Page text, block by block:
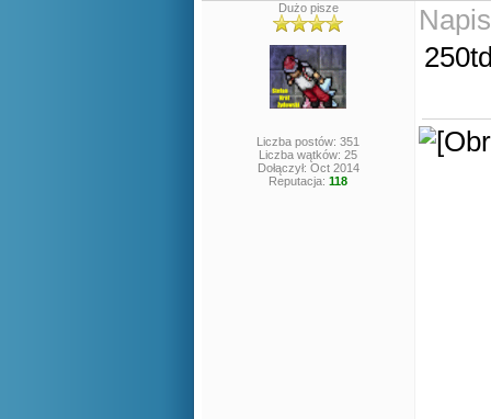
Dużo pisze
Liczba postów: 351
Liczba wątków: 25
Dołączył: Oct 2014
Reputacja: 118